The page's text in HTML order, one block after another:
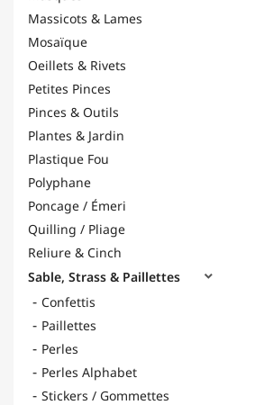
Massicots & Lames
Mosaïque
Oeillets & Rivets
Petites Pinces
Pinces & Outils
Plantes & Jardin
Plastique Fou
Polyphane
Poncage / Émeri
Quilling / Pliage
Reliure & Cinch
Sable, Strass & Paillettes

Confettis
Paillettes
Perles
Perles Alphabet
Stickers / Gommettes